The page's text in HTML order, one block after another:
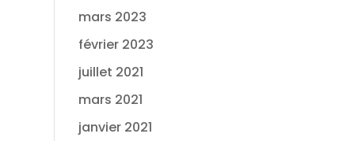
mars 2023
février 2023
juillet 2021
mars 2021
janvier 2021